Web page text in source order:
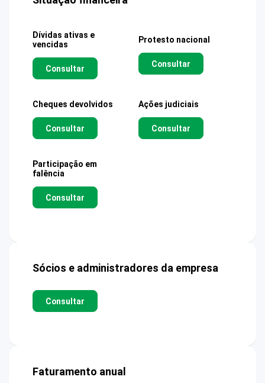
Dívidas ativas e
vencidas
Consultar
Protesto nacional
Consultar
Cheques devolvidos
Consultar
Ações judiciais
Consultar
Participação em
falência
Consultar
Sócios e administradores da empresa
Consultar
Faturamento anual